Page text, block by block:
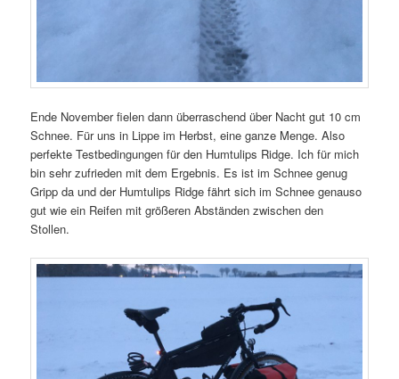
Ende November fielen dann überraschend über Nacht gut 10 cm
Schnee. Für uns in Lippe im Herbst, eine ganze Menge. Also
perfekte Testbedingungen für den Humtulips Ridge. Ich für mich
bin sehr zufrieden mit dem Ergebnis. Es ist im Schnee genug
Gripp da und der Humtulips Ridge fährt sich im Schnee genauso
gut wie ein Reifen mit größeren Abständen zwischen den
Stollen.